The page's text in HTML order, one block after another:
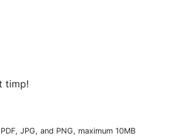
timp!
JPG, and PNG, maximum 10MB